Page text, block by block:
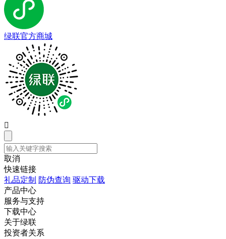
绿联官方商城

取消
快速链接
礼品定制 防伪查询 驱动下载
产品中心
服务与支持
下载中心
关于绿联
投资者关系